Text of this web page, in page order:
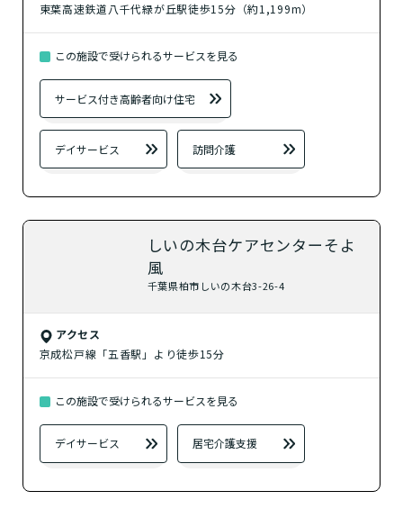
東葉高速鉄道八千代緑が丘駅徒歩15分（約1,199m）
この施設で受けられるサービスを見る
サービス付き高齢者向け住宅
デイサービス 訪問介護
しいの木台ケアセンターそよ
風
千葉県柏市しいの木台3-26-4
アクセス
京成松戸線「五香駅」より徒歩15分
この施設で受けられるサービスを見る
デイサービス 居宅介護支援